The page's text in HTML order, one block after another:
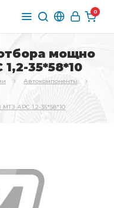
0
мощно
35*58*10
Автокомпоненты
АРС 1,2-35*58*10